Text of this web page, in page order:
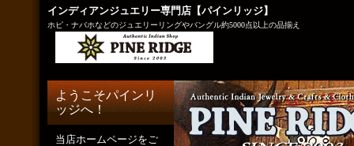
インディアンジュエリー専門店【パインリッジ】
ホピ・ナバホなどのジュエリーリングやバングル約5000点以上の品揃え
ようこそパインリ
ッジへ！
当店ホームページをご